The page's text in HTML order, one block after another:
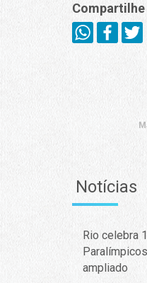
Compartilhe
Notícias
Rio celebra
ampliado